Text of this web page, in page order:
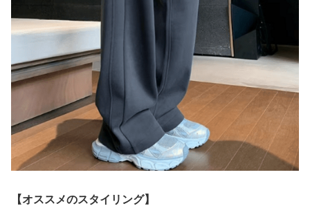
【オススメのスタイリング】